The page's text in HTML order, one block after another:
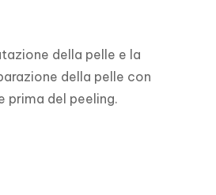
della pelle e la
della pelle con
del peeling.